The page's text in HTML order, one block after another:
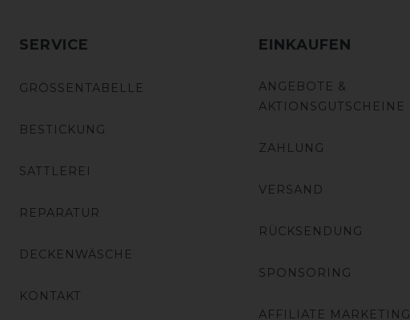
SERVICE
GRÖSSENTABELLE
BESTICKUNG
SATTLEREI
REPARATUR
DECKENWÄSCHE
KONTAKT
EINKAUFEN
ANGEBOTE &
AKTIONSGUTSCHEINE
ZAHLUNG
VERSAND
RÜCKSENDUNG
SPONSORING
AFFILIATE MARKETING